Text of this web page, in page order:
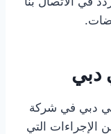
دبي
دبي في شركة
التي